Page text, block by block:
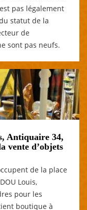
pas légalement
statut de la
de
sont pas neufs.
Antiquaire 34,
vente d’objets
de la place
Louis,
pour les
boutique à